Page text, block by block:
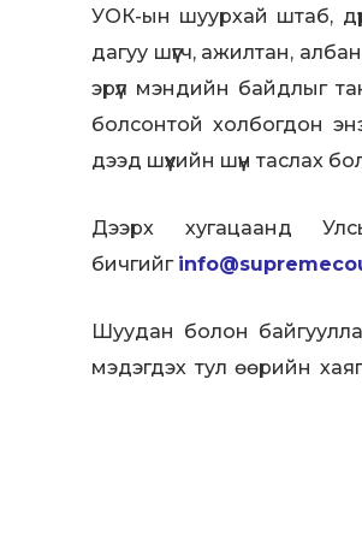
УОК-ын шуурхай штаб,
дагуу шүүгч, ажилтан,
эрүүл мэндийн байдлыг
болсонтой холбогдон
дээд шүүхийн шүүн таслах
Дээрх хугацаанд
бичгийг
Шуудан болон
мэдэгдэх тул өөрийн